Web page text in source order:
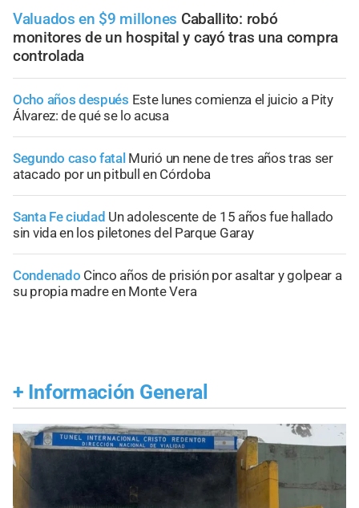
Valuados en $9 millones Caballito: robó
monitores de un hospital y cayó tras una compra
controlada
Ocho años después Este lunes comienza el juicio a Pity
Álvarez: de qué se lo acusa
Segundo caso fatal Murió un nene de tres años tras ser
atacado por un pitbull en Córdoba
Santa Fe ciudad Un adolescente de 15 años fue hallado
sin vida en los piletones del Parque Garay
Condenado Cinco años de prisión por asaltar y golpear a
su propia madre en Monte Vera
+ Información General